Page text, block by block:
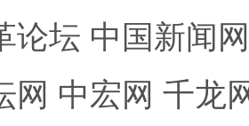
论坛 中国新闻网
网 中宏网 千龙